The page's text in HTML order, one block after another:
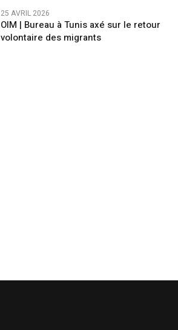
25 AVRIL 2026
OIM | Bureau à Tunis axé sur le retour
volontaire des migrants